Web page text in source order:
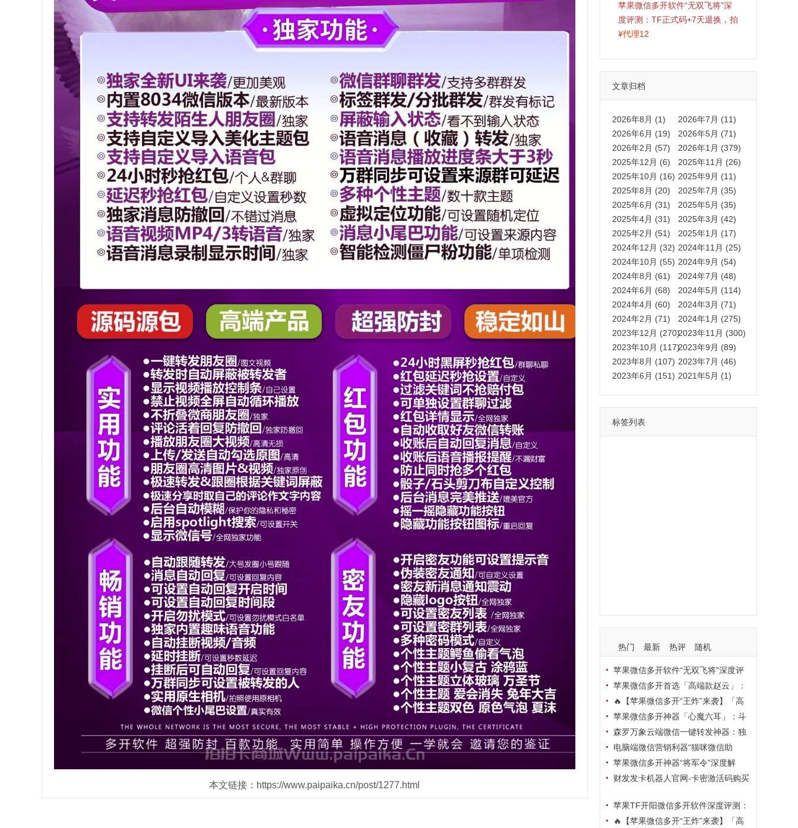
本文链接：https://www.paipaika.cn/post/1277.html
苹果微信多开软件“无双飞将”深
度评测：TF正式码+7天退换，拍
拍卡激活码商城正品保障
¥代理12
文章归档
2026年8月 (1)
2026年7月 (11)
2026年6月 (19)
2026年5月 (71)
2026年2月 (57)
2026年1月 (379)
2025年12月 (6)
2025年11月 (26)
2025年10月 (16) 2025年9月 (11)
2025年8月 (20)
2025年7月 (35)
2025年6月 (31)
2025年5月 (35)
2025年4月 (31)
2025年3月 (42)
2025年2月 (51)
2025年1月 (17)
2024年12月 (32) 2024年11月 (25)
2024年10月 (55) 2024年9月 (54)
2024年8月 (61)
2024年7月 (48)
2024年6月 (68)
2024年5月 (114)
2024年4月 (60)
2024年3月 (71)
2024年2月 (71)
2024年1月 (275)
2023年12月 (270)2023年11月 (300)
2023年10月 (117)2023年9月 (89)
2023年8月 (107) 2023年7月 (46)
2023年6月 (151) 2021年5月 (1)
标签列表
热门 最新 热评 随机
苹果微信多开软件“无双飞将”深度评
测：TF正式码+7天退换，拍拍卡激活
码商城正品保障
苹果微信多开首选「高端款赵云」：
TF正式码+斗战神8073包，7天退换认
准拍拍卡激活码商城
🔥【苹果微信多开“王炸”来袭】「高
端地狱火」—— TF正式码+斗战神807
3包，7天退换，安全防封，多开自由触
手可及！
苹果微信多开神器「心魔六耳」：斗
战神8073包+7天退换，认准拍拍卡激
活码商城
森罗万象云端微信一键转发神器：独
家源码·安全防封·月卡季卡半年卡年卡
授权，7天无理由退换！
电脑端微信营销利器“猫咪微信助
手”深度评测：7大模块功能全解析，多
卡种授权灵活选
苹果微信多开神器“将军令”深度解
析：8073版本包+TF外侧码，微商营销
财发发卡机器人官网-卡密激活码购买
换苹果TF开阳微信多开软件深度评测：
凡尔赛8069包功能全解析，TestFlight
🔥【苹果微信多开“王炸”来袭】「高